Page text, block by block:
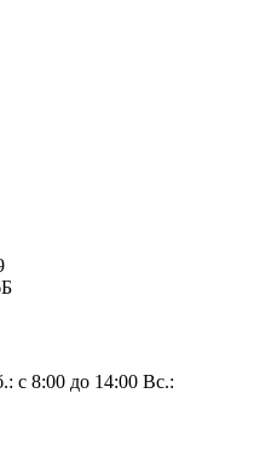
с 8:00 до 14:00 Вс.: